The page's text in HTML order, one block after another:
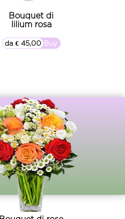
Bouquet di
lilium rosa
▷▷ Buy
da € 45,00